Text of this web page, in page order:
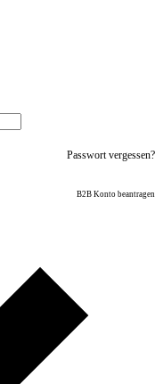
Passwort vergessen?
B2B Konto beantragen